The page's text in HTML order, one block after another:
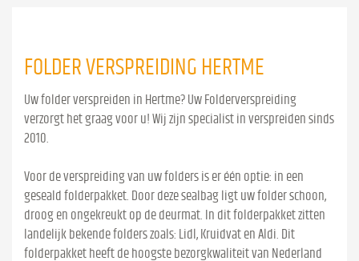
FOLDER VERSPREIDING HERTME
Uw folder verspreiden in Hertme? Uw Folderverspreiding
verzorgt het graag voor u! Wij zijn specialist in verspreiden sinds
2010.
Voor de verspreiding van uw folders is er één optie: in een
geseald folderpakket. Door deze sealbag ligt uw folder schoon,
droog en ongekreukt op de deurmat. In dit folderpakket zitten
landelijk bekende folders zoals: Lidl, Kruidvat en Aldi. Dit
folderpakket heeft de hoogste bezorgkwaliteit van Nederland